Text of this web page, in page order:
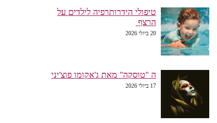
טיפולי הידרותרפיה לילדים על
הרצף
20 ביולי 2026
ה "טוסקה" מאת ג'אקומו פוצ'יני
17 ביולי 2026